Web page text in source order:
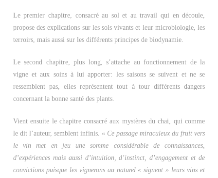
Le premier chapitre, consacré au sol et au travail qui en découle,
propose des explications sur les sols vivants et leur microbiologie, les
terroirs, mais aussi sur les différents principes de biodynamie.
Le second chapitre, plus long, s’attache au fonctionnement de la
vigne et aux soins à lui apporter: les saisons se suivent et ne se
ressemblent pas, elles représentent tout à tour différents dangers
concernant la bonne santé des plants.
Vient ensuite le chapitre consacré aux mystères du chai, qui comme
le dit l’auteur, semblent infinis. « Ce passage miraculeux du fruit vers
le vin met en jeu une somme considérable de connaissances,
d’expériences mais aussi d’intuition, d’instinct, d’engagement et de
convictions puisque les vignerons au naturel « signent » leurs vins et